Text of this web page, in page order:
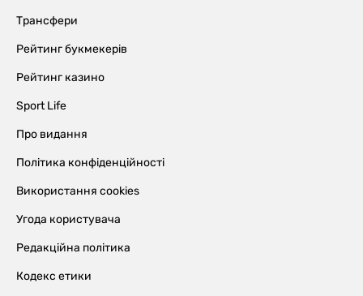
Трансфери
Рейтинг букмекерів
Рейтинг казино
Sport Life
Про видання
Політика конфіденційності
Використання cookies
Угода користувача
Редакційна політика
Кодекс етики